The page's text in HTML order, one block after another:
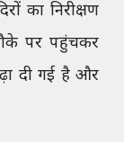
का निरीक्षण
पर पहुंचकर
दी गई है और